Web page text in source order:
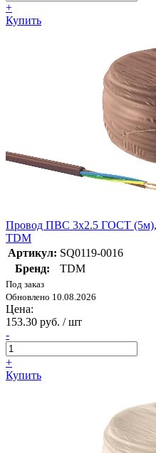
+
Купить
Провод ПВС 3х2.5 ГОСТ
TDM
Артикул: SQ0119-0016
Бренд:
TDM
Под заказ
Обновлено 10.08.2026
Цена:
153.30 руб. / шт
-
+
Купить